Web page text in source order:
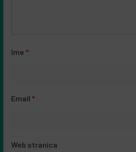
Ime *
Email *
Web stranica